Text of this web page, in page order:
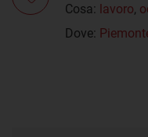
Cosa: lavoro,
Dove: